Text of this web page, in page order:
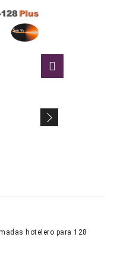
hotelero para 128